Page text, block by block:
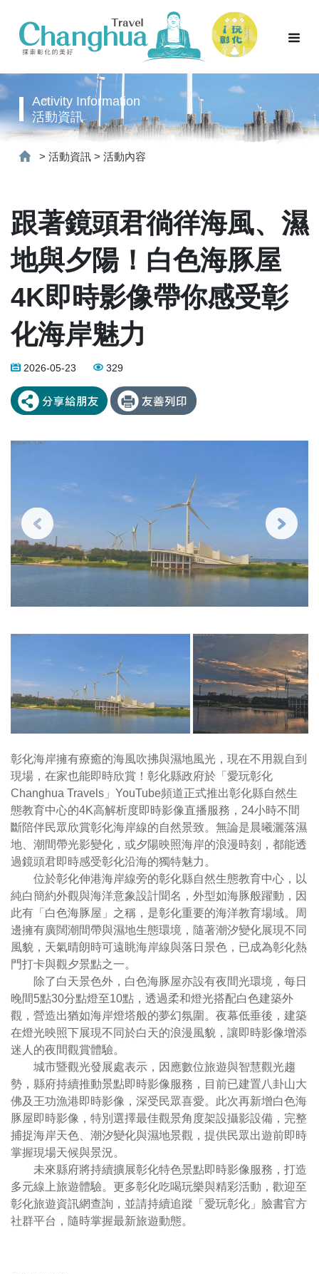
Activity Information
活動資訊
> 活動資訊 > 活動內容
跟著鏡頭君徜徉海風、濕
地與夕陽！白色海豚屋
4K即時影像帶你感受彰
化海岸魅力
2026-05-23 329
彰化海岸擁有療癒的海風吹拂與濕地風光，現在不用親自到
現場，在家也能即時欣賞！彰化縣政府於「愛玩彰化
Changhua Travels」YouTube頻道正式推出彰化縣自然生
態教育中心的4K高解析度即時影像直播服務，24小時不間
斷陪伴民眾欣賞彰化海岸線的自然景致。無論是晨曦灑落濕
地、潮間帶光影變化，或夕陽映照海岸的浪漫時刻，都能透
過鏡頭君即時感受彰化沿海的獨特魅力。
位於彰化伸港海岸線旁的彰化縣自然生態教育中心，以
純白簡約外觀與海洋意象設計聞名，外型如海豚般躍動，因
此有「白色海豚屋」之稱，是彰化重要的海洋教育場域。周
邊擁有廣闊潮間帶與濕地生態環境，隨著潮汐變化展現不同
風貌，天氣晴朗時可遠眺海岸線與落日景色，已成為彰化熱
門打卡與觀夕景點之一。
除了白天景色外，白色海豚屋亦設有夜間光環境，每日
晚間5點30分點燈至10點，透過柔和燈光搭配白色建築外
觀，營造出猶如海岸燈塔般的夢幻氛圍。夜幕低垂後，建築
在燈光映照下展現不同於白天的浪漫風貌，讓即時影像增添
迷人的夜間觀賞體驗。
城市暨觀光發展處表示，因應數位旅遊與智慧觀光趨
勢，縣府持續推動景點即時影像服務，目前已建置八卦山大
佛及王功漁港即時影像，深受民眾喜愛。此次再新增白色海
豚屋即時影像，特別選擇最佳觀景角度架設攝影設備，完整
捕捉海岸天色、潮汐變化與濕地景觀，提供民眾出遊前即時
掌握現場天候與景況。
未來縣府將持續擴展彰化特色景點即時影像服務，打造
多元線上旅遊體驗。更多彰化吃喝玩樂與精彩活動，歡迎至
彰化旅遊資訊網查詢，並請持續追蹤「愛玩彰化」臉書官方
社群平台，隨時掌握最新旅遊動態。